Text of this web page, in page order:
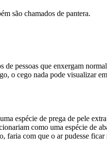
são chamados de pantera.
pessoas que enxergam
o cego nada pode visualizar
espécie de prega de pele
como uma espécie de
com que o ar pudesse